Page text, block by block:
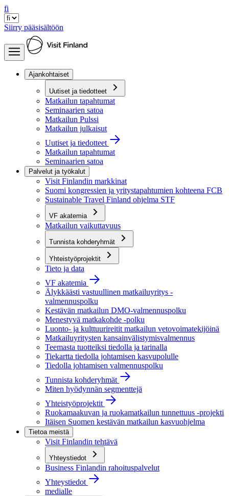
fi
Siirry pääsisältöön
Ajankohtaiset
Uutiset ja tiedotteet
Matkailun tapahtumat
Seminaarien satoa
Matkailun Pulssi
Matkailun julkaisut
Uutiset ja tiedotteet
Matkailun tapahtumat
Seminaarien satoa
Palvelut ja työkalut
Visit Finlandin markkinat
Suomi kongressien ja yritystapahtumien kohteena FCB
Sustainable Travel Finland ohjelma STF
VF akatemia
Matkailun vaikuttavuus
Tunnista kohderyhmät
Yhteistyöprojektit
Tieto ja data
VF akatemia
Älykkäästi vastuullinen matkailuyritys -
valmennuspolku
Kestävän matkailun DMO-valmennuspolku
Menestyvä matkakohde -polku
Luonto- ja kulttuurireitit matkailun vetovoimatekijöinä
Matkailuyritysten kansainvälistymisvalmennus
Teemasta tuotteiksi tiedolla ja tarinalla
Tiekartta tiedolla johtamisen kasvupolulle
Tiedolla johtamisen valmennuspolku
Tunnista kohderyhmät
Miten hyödynnän segmenttejä
Yhteistyöprojektit
Ruokamaakuvan ja ruokamatkailun tunnettuus -projekti
Itäisen Suomen kestävän matkailun kasvuohjelma
Tietoa meistä
Visit Finlandin tehtävä
Yhteystiedot
Business Finlandin rahoituspalvelut
Yhteystiedot
medialle